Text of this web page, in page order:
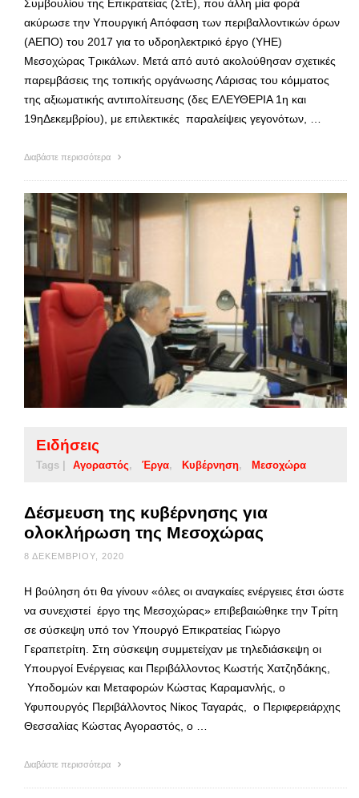
Συμβουλίου της Επικρατείας (ΣτΕ), που άλλη μία φορά
ακύρωσε την Υπουργική Απόφαση των περιβαλλοντικών όρων
(ΑΕΠΟ) του 2017 για το υδροηλεκτρικό έργο (ΥΗΕ)
Μεσοχώρας Τρικάλων. Μετά από αυτό ακολούθησαν σχετικές
παρεμβάσεις της τοπικής οργάνωσης Λάρισας του κόμματος
της αξιωματικής αντιπολίτευσης (δες ΕΛΕΥΘΕΡΙΑ 1η και
19ηΔεκεμβρίου), με επιλεκτικές παραλείψεις γεγονότων, …
Διαβάστε περισσότερα
Ειδήσεις
Tags | Αγοραστός Έργα Κυβέρνηση Μεσοχώρα
Δέσμευση της κυβέρνησης για
ολοκλήρωση της Μεσοχώρας
8 ΔΕΚΕΜΒΡΊΟΥ, 2020
Η βούληση ότι θα γίνουν «όλες οι αναγκαίες ενέργειες έτσι ώστε
να συνεχιστεί έργο της Μεσοχώρας» επιβεβαιώθηκε την Τρίτη
σε σύσκεψη υπό τον Υπουργό Επικρατείας Γιώργο
Γεραπετρίτη. Στη σύσκεψη συμμετείχαν με τηλεδιάσκεψη οι
Υπουργοί Ενέργειας και Περιβάλλοντος Κωστής Χατζηδάκης,
Υποδομών και Μεταφορών Κώστας Καραμανλής, ο
Υφυπουργός Περιβάλλοντος Νίκος Ταγαράς, ο Περιφερειάρχης
Θεσσαλίας Κώστας Αγοραστός, ο …
Διαβάστε περισσότερα